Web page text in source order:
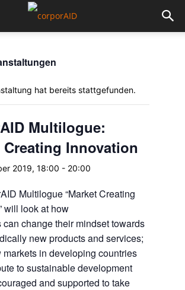
hat bereits stattgefunden.
Multilogue:
Creating Innovation
2019, 18:00 - 20:00
Multilogue “Market Creating
will look at how
change their mindset towards
new products and services;
markets in developing countries
to sustainable development
and supported to take